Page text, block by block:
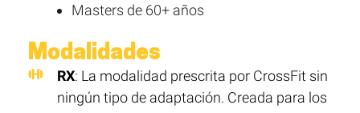
Masters de 60+ años
Modalidades
RX: La modalidad prescrita por CrossFit sin
ningún tipo de adaptación. Creada para los